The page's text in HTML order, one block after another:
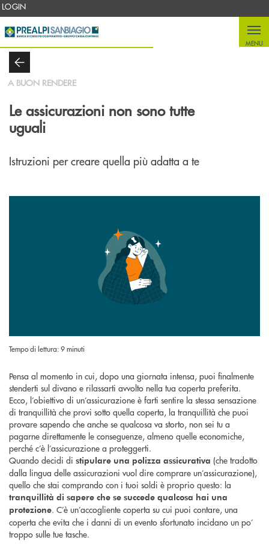
Salta al contenuto principale
LOGIN
MENU
A BUON RENDERE
Le assicurazioni non sono tutte
uguali
Istruzioni per creare quella più adatta a te
Tempo di lettura: 9 minuti
Pensa al momento in cui, dopo una giornata intensa, puoi finalmente
stenderti sul divano e rilassarti avvolto nella tua coperta preferita.
Ecco, l’obiettivo di un’assicurazione è farti sentire la stessa sensazione
di tranquillità che provi sotto quella coperta, la tranquillità che puoi
provare sapendo che anche se qualcosa va storto, non sei tu a
pagarne direttamente le conseguenze, almeno quelle economiche,
perché c’è l’assicurazione a proteggerti.
Quando decidi di stipulare una polizza assicurativa (che tradotto
dalla lingua delle assicurazioni vuol dire comprare un’assicurazione),
quello che stai comprando con i tuoi soldi è proprio questo: la
tranquillità di sapere che se succede qualcosa hai una
protezione. C’è un’accogliente coperta su cui puoi contare, una
coperta che evita che i danni di un evento sfortunato incidano un po’
troppo sulle tue tasche.